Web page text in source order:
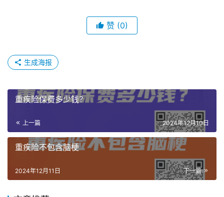
赞 (0)
生成海报
重疾险保费多少钱？
上一篇 2024年12月10日
重疾险不包含脑梗
下一篇
2024年12月11日